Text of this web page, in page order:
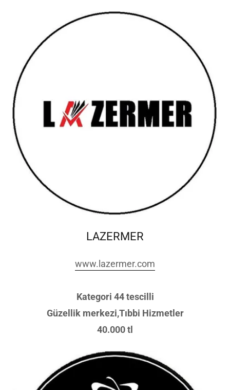
LAZERMER
www.lazermer.com
Kategori 44 tescilli
Güzellik merkezi,Tıbbi Hizmetler
40.000 tl